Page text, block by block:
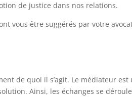
de justice dans nos relations.
vous être suggérés par votre
de quoi il s’agit. Le médiateur
Ainsi, les échanges se